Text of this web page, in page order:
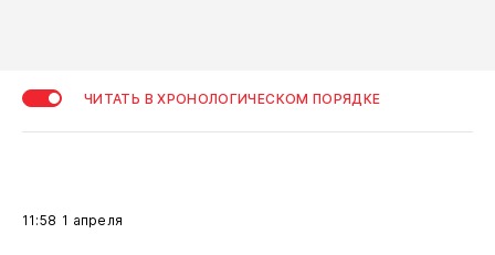
ЧИТАТЬ В ХРОНОЛОГИЧЕСКОМ ПОРЯДКЕ
11:58 1 апреля